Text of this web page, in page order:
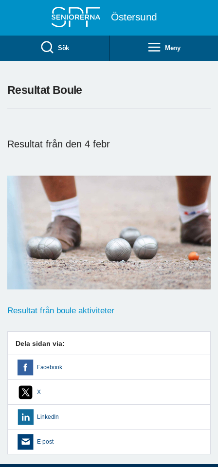
Östersund
Sök Meny
Resultat Boule
Resultat från den 4 febr
Resultat från boule aktiviteter
Dela sidan via:
Facebook
X
LinkedIn
E-post